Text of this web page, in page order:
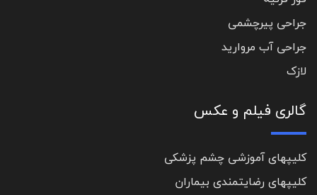
جراحی پیرچشمی
جراحی آب مروارید
لازک
گالری فیلم و عکس
کلیپهای آموزشی چشم پزشکی
کلیپهای رضایتمندی بیماران